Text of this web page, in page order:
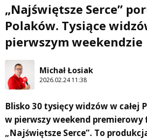
„Najświętsze Serce”
Polaków. Tysiące
pierwszym weekendzie
Michał Łosiak
2026.02.24 11:38
Blisko 30 tysięcy widzów w całej
w pierwszy weekend premierowy
„Najświętsze Serce”. To